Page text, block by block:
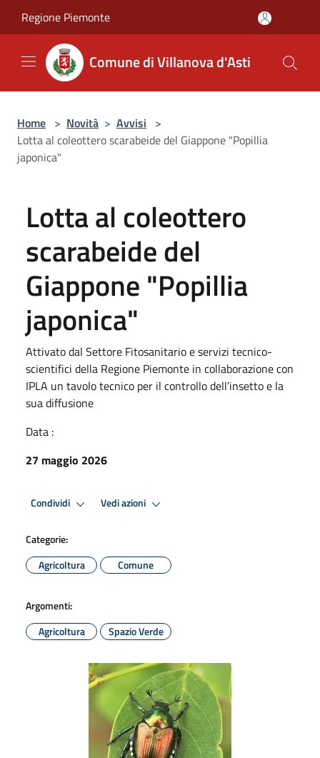
Regione Piemonte
Comune di Villanova d'Asti
Home > Novità > Avvisi >
Lotta al coleottero scarabeide del Giappone "Popillia
japonica"
Lotta al coleottero
scarabeide del
Giappone "Popillia
japonica"
Attivato dal Settore Fitosanitario e servizi tecnico-
scientifici della Regione Piemonte in collaborazione con
IPLA un tavolo tecnico per il controllo dell’insetto e la
sua diffusione
Data :
27 maggio 2026
Condividi Vedi azioni
Categorie:
Agricoltura
Comune
Argomenti:
Agricoltura
Spazio Verde